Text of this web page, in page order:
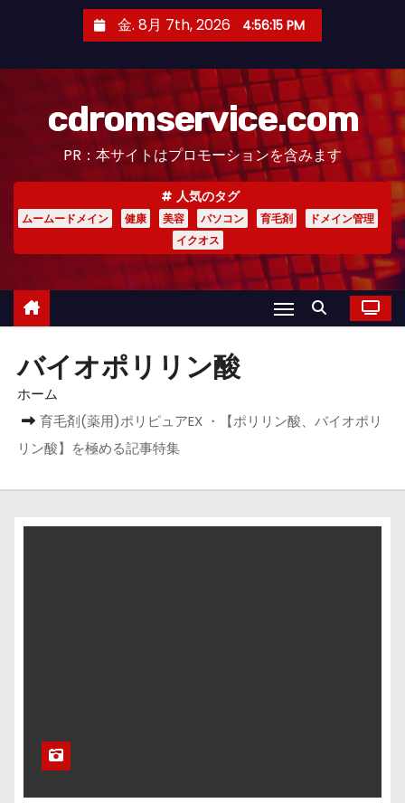
金. 8月 7th, 2026 4:56:15 PM
cdromservice.com
PR：本サイトはプロモーションを含みます
人気のタグ
ムームードメイン 健康 美容 パソコン 育毛剤
ドメイン管理
イクオス
バイオポリリン酸
ホーム
育毛剤(薬用)ポリピュアEX ・【ポリリン酸、バイオポリ
リン酸】を極める記事特集